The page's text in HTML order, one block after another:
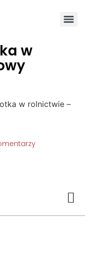
w
w rolnictwie –